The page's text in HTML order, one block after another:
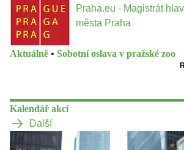
Praha.eu - Magistrát
města Praha
Aktuálně • Sobotní oslava v pražské zoo
Kalendář akcí
Další